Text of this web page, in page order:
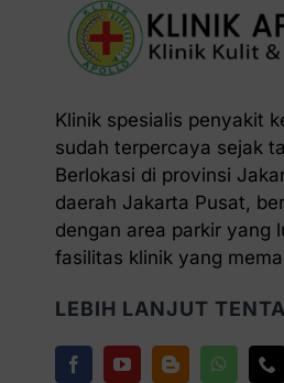
Klinik spesialis penyakit
sudah terpercaya sejak
Berlokasi di provinsi
daerah Jakarta Pusat,
dengan area parkir yang
fasilitas klinik yang
LEBIH LANJUT